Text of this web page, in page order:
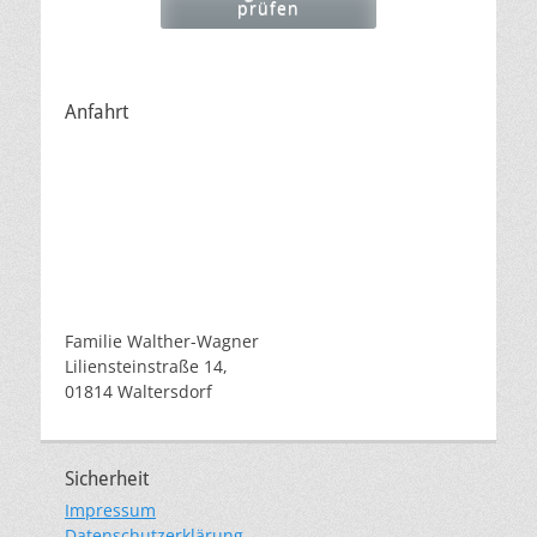
prüfen
Anfahrt
Familie Walther-Wagner
Liliensteinstraße 14,
01814 Waltersdorf
Sicherheit
Impressum